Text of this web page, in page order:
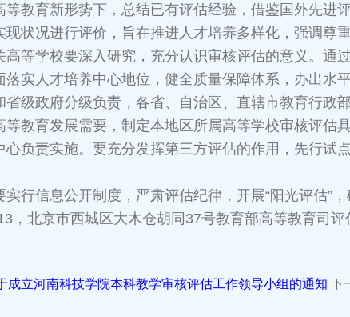
育新形势下，总结已有评估经验，借鉴国外先进
状况进行评价，旨在推进人才培养多样化，强调尊
高等学校要深入研究，充分认识审核评估的意义。通
实人才培养中心地位，健全质量保障体系，办出水
政府分级负责，各省、自治区、直辖市教育行政
等教育发展需要，制定本地区所属高等学校审核评估
心负责实施。要充分发挥第三方评估的作用，先行试
信息公开制度，严肃评估纪律，开展“阳光评估”
，北京市西城区大木仓胡同37号教育部高等教育司评
成立河南科技学院本科教学审核评估工作领导小组的通知 下